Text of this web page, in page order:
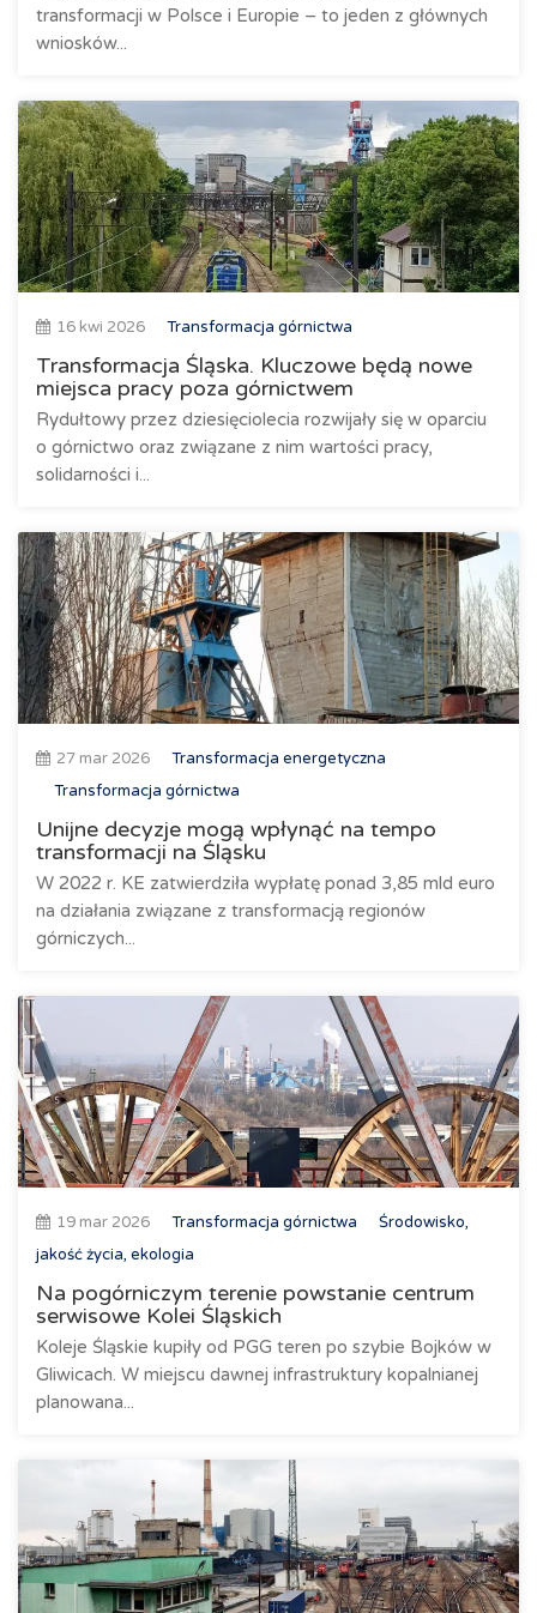
transformacji w Polsce i Europie – to jeden z głównych
wniosków...
16 kwi 2026 Transformacja górnictwa
Transformacja Śląska. Kluczowe będą nowe
miejsca pracy poza górnictwem
Rydułtowy przez dziesięciolecia rozwijały się w oparciu
o górnictwo oraz związane z nim wartości pracy,
solidarności i...
27 mar 2026
Transformacja energetyczna
Transformacja górnictwa
Unijne decyzje mogą wpłynąć na tempo
transformacji na Śląsku
W 2022 r. KE zatwierdziła wypłatę ponad 3,85 mld euro
na działania związane z transformacją regionów
górniczych...
19 mar 2026 Transformacja górnictwa
Środowisko,
jakość życia, ekologia
Na pogórniczym terenie powstanie centrum
serwisowe Kolei Śląskich
Koleje Śląskie kupiły od PGG teren po szybie Bojków w
Gliwicach. W miejscu dawnej infrastruktury kopalnianej
planowana...